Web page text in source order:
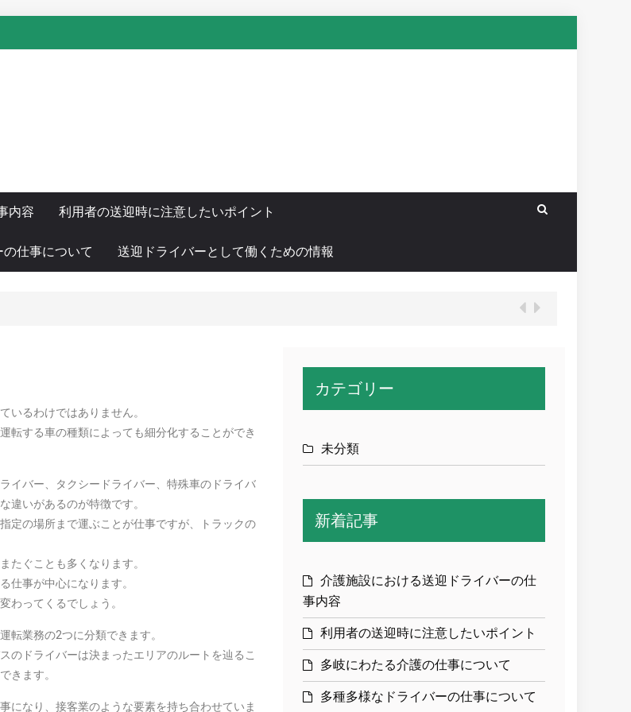
内容 利用者の送迎時に注意したいポイント
仕事について 送迎ドライバーとして働くための情報
いるわけではありません。
転する車の種類によっても細分化することができ
イバー、タクシードライバー、特殊車のドライバ
違いがあるのが特徴です。
定の場所まで運ぶことが仕事ですが、トラックの
たぐことも多くなります。
仕事が中心になります。
わってくるでしょう。
転業務の2つに分類できます。
のドライバーは決まったエリアのルートを辿るこ
きます。
になり、接客業のような要素を持ち合わせていま
カテゴリー
未分類
新着記事
介護施設における送迎ドライバーの仕
事内容
利用者の送迎時に注意したいポイント
多岐にわたる介護の仕事について
多種多様なドライバーの仕事について